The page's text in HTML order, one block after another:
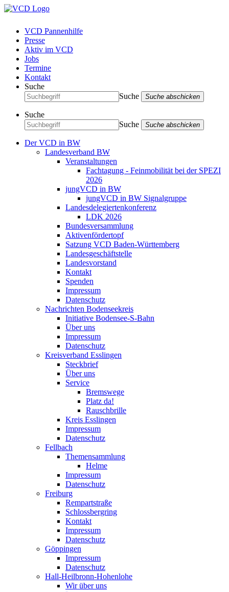
VCD Pannenhilfe
Presse
Aktiv im VCD
Jobs
Termine
Kontakt
Suche
Suche
Suche abschicken
Suche
Suche
Suche abschicken
Der VCD in BW
Landesverband BW
Veranstaltungen
Fachtagung - Feinmobilität bei der SPEZI
2026
jungVCD in BW
jungVCD in BW Signalgruppe
Landesdelegiertenkonferenz
LDK 2026
Bundesversammlung
Aktivenfördertopf
Satzung VCD Baden-Württemberg
Landesgeschäftstelle
Landesvorstand
Kontakt
Spenden
Impressum
Datenschutz
Nachrichten Bodenseekreis
Initiative Bodensee-S-Bahn
Über uns
Impressum
Datenschutz
Kreisverband Esslingen
Steckbrief
Über uns
Service
Bremswege
Platz da!
Rauschbrille
Kreis Esslingen
Impressum
Datenschutz
Fellbach
Themensammlung
Helme
Impressum
Datenschutz
Freiburg
Rempartstraße
Schlossbergring
Kontakt
Impressum
Datenschutz
Göppingen
Impressum
Datenschutz
Hall-Heilbronn-Hohenlohe
Wir über uns